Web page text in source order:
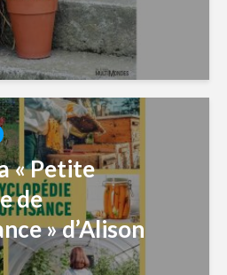
« Petite
de
» d’Alison